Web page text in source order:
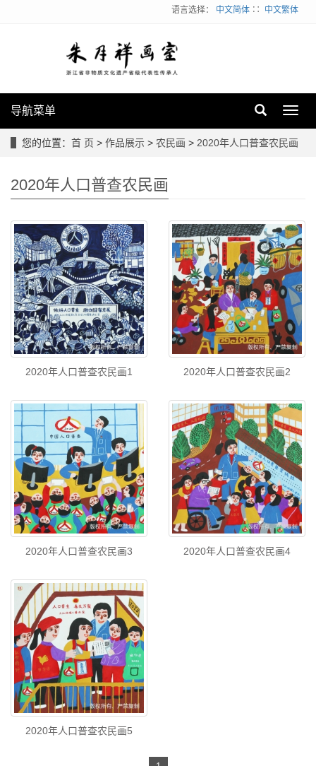
语言选择： 中文简体 ∷ 中文繁体
导航菜单
您的位置： 首 页 > 作品展示 > 农民画 > 2020年人口普查农民画
2020年人口普查农民画
2020年人口普查农民画1 2020年人口普查农民画2
2020年人口普查农民画3 2020年人口普查农民画4
2020年人口普查农民画5